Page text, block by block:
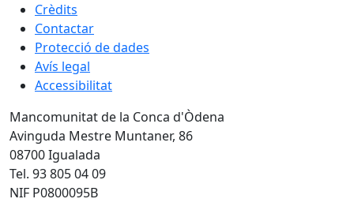
Crèdits
Contactar
Protecció de dades
Avís legal
Accessibilitat
Mancomunitat de la Conca d'Òdena
Avinguda Mestre Muntaner, 86
08700 Igualada
Tel. 93 805 04 09
NIF P0800095B